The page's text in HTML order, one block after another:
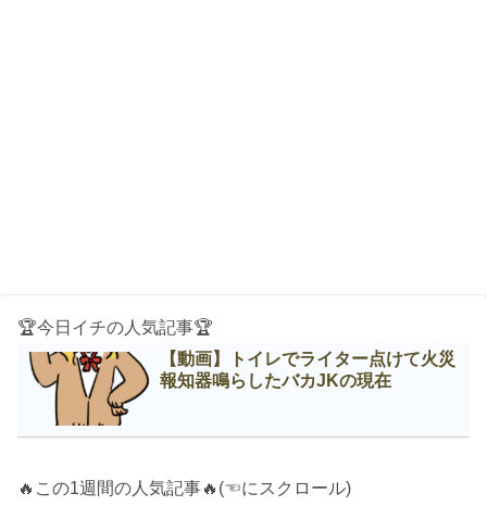
🏆今日イチの人気記事🏆
【動画】トイレでライター点けて火災
報知器鳴らしたバカJKの現在
🔥この1週間の人気記事🔥(☜にスクロール)